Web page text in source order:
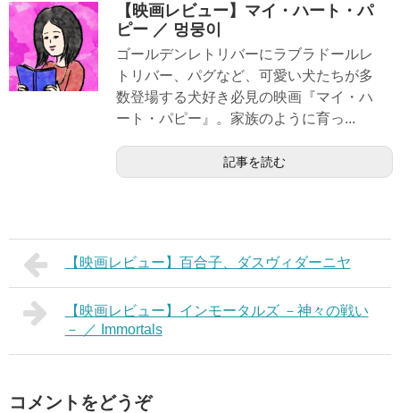
【映画レビュー】マイ・ハート・パ
ピー ／ 멍뭉이
ゴールデンレトリバーにラブラドールレ
トリバー、パグなど、可愛い犬たちが多
数登場する犬好き必見の映画『マイ・ハ
ート・パピー』。家族のように育っ...
記事を読む
【映画レビュー】百合子、ダスヴィダーニヤ
【映画レビュー】インモータルズ －神々の戦い
－ ／ Immortals
コメントをどうぞ